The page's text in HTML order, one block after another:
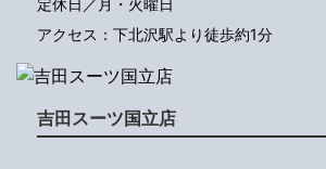
定休日／月・火曜日
アクセス：下北沢駅より徒歩約1分
吉田スーツ国立店